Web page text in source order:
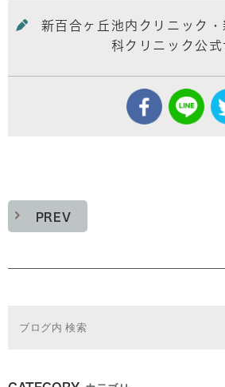
新百合ヶ丘池内クリニック
科クリニック公式
PREV